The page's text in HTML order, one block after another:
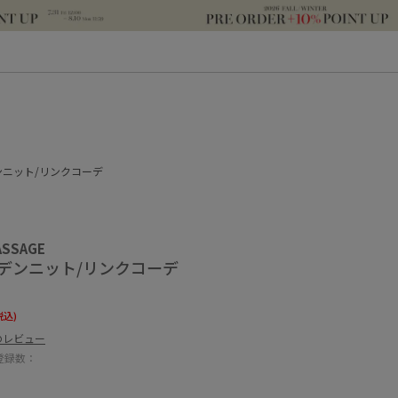
ニット/リンクコーデ
ンニット/リンクコーデ
込)
ビュー
数：